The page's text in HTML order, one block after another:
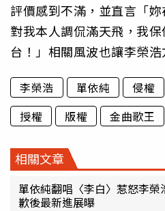
評價感到不滿，並直言「
對我本人調侃滿天飛，我
台！」相關風波也讓李榮浩
李榮浩 單依純 侵權
授權
版權 金曲歌王
相關文章
單依純翻唱〈李白〉惹怒李
歉後最新進展曝